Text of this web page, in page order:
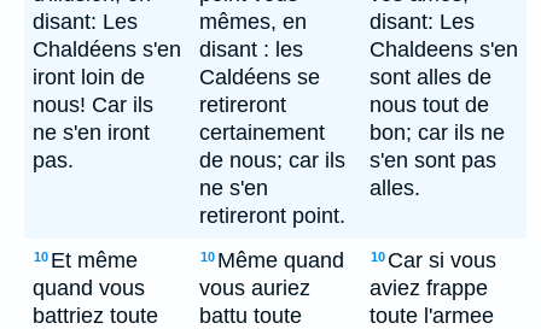
disant: Les
Chaldéens s'en
iront loin de
nous! Car ils
ne s'en iront
pas.
mêmes, en
disant : les
Caldéens se
retireront
certainement
de nous; car ils
ne s'en
retireront point.
disant: Les
Chaldeens s'en
sont alles de
nous tout de
bon; car ils ne
s'en sont pas
alles.
10 Et même
quand vous
battriez toute
10 Même quand
vous auriez
battu toute
10 Car si vous
aviez frappe
toute l'armee